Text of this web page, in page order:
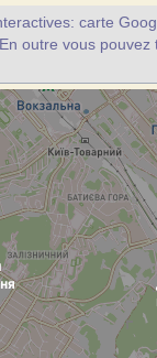
carte
outre vous